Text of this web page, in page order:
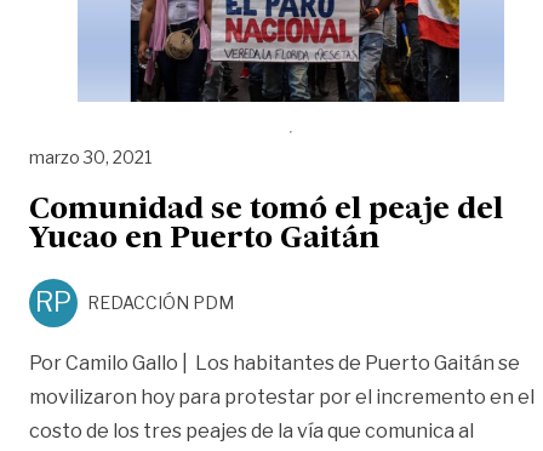
marzo 30, 2021
Comunidad se tomó el peaje del
Yucao en Puerto Gaitán
RP REDACCIÓN PDM
Por Camilo Gallo | Los habitantes de Puerto Gaitán se
movilizaron hoy para protestar por el incremento en el
costo de los tres peajes de la vía que comunica al